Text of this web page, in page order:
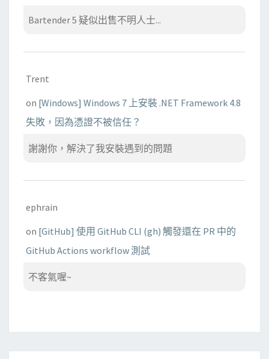
Bartender 5 疑似出售不明人士...
Trent
on [Windows] Windows 7 上安裝 .NET Framework 4.8
失敗，因為憑證不被信任？
謝謝你，解決了我安裝遇到的問題
ephrain
on [GitHub] 使用 GitHub CLI (gh) 觸發還在 PR 中的
GitHub Actions workflow 測試
不客氣喔~